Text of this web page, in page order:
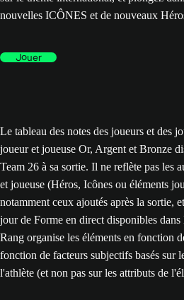
nouvelles ICÔNES et de nouveaux
Jouer
Le tableau des notes des joueurs et des
joueur et joueuse Or, Argent et Bronze
Team 26 à sa sortie. Il ne reflète pas les
et joueuse (Héros, Icônes ou éléments
notamment ceux ajoutés après la sortie,
jour de Forme en direct disponibles
Rang organise les éléments en fonction
fonction de facteurs subjectifs basés sur
l'athlète (et non pas sur les attributs de